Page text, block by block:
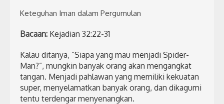
Keteguhan Iman dalam Pergumulan
Bacaan: Kejadian 32:22-31
Kalau ditanya, “Siapa yang mau menjadi Spider-
Man?”, mungkin banyak orang akan mengangkat
tangan. Menjadi pahlawan yang memiliki kekuatan
super, menyelamatkan banyak orang, dan dikagumi
tentu terdengar menyenangkan.